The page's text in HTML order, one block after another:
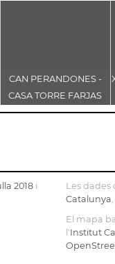
CAN PERANDONES -
CASA TORRE FARJAS
2018 i
Les dades
Catalunya
El mapa
l'Institut